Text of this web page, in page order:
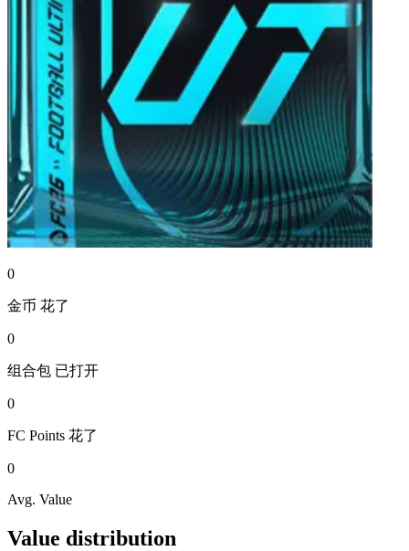
0
金币 花了
0
组合包 已打开
0
FC Points 花了
0
Avg. Value
Value distribution